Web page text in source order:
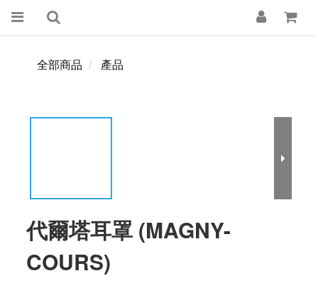
全部商品 產品
代爾塔耳罩 (MAGNY-
COURS)